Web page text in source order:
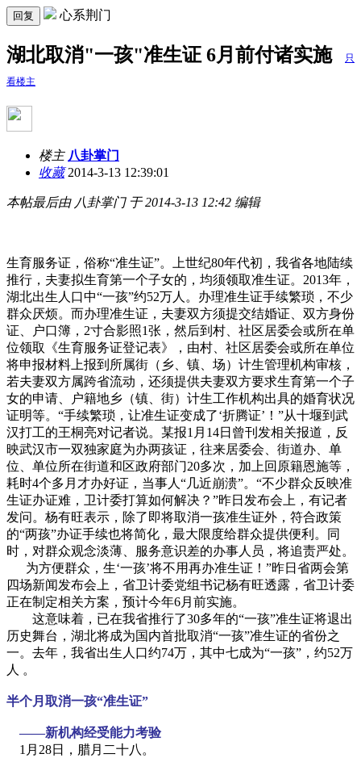
回复 心系荆门
湖北取消"一孩"准生证 6月前付诸实施 只
看楼主
楼主 八卦掌门
收藏2014-3-13 12:39:01
本帖最后由 八卦掌门 于 2014-3-13 12:42 编辑
生育服务证，俗称“准生证”。上世纪80年代初，我省各地陆续
推行，夫妻拟生育第一个子女的，均须领取准生证。2013年，
湖北出生人口中“一孩”约52万人。办理准生证手续繁琐，不少
群众厌烦。而办理准生证，夫妻双方须提交结婚证、双方身份
证、户口簿，2寸合影照1张，然后到村、社区居委会或所在单
位领取《生育服务证登记表》，由村、社区居委会或所在单位
将申报材料上报到所属街（乡、镇、场）计生管理机构审核，
若夫妻双方属跨省流动，还须提供夫妻双方要求生育第一个子
女的申请、户籍地乡（镇、街）计生工作机构出具的婚育状况
证明等。“手续繁琐，让准生证变成了‘折腾证’！”从十堰到武
汉打工的王桐亮对记者说。某报1月14日曾刊发相关报道，反
映武汉市一双独家庭为办两孩证，往来居委会、街道办、单
位、单位所在街道和区政府部门20多次，加上回原籍恩施等，
耗时4个多月才办好证，当事人“几近崩溃”。“不少群众反映准
生证办证难，卫计委打算如何解决？”昨日发布会上，有记者
发问。杨有旺表示，除了即将取消一孩准生证外，符合政策
的“两孩”办证手续也将简化，最大限度给群众提供便利。同
时，对群众观念淡薄、服务意识差的办事人员，将追责严处。
为方便群众，生‘一孩’将不用再办准生证！”昨日省两会第
四场新闻发布会上，省卫计委党组书记杨有旺透露，省卫计委
正在制定相关方案，预计今年6月前实施。
这意味着，已在我省推行了30多年的“一孩”准生证将退出
历史舞台，湖北将成为国内首批取消“一孩”准生证的省份之
一。去年，我省出生人口约74万，其中七成为“一孩”，约52万
人 。
半个月取消一孩“准生证”
——新机构经受能力考验
1月28日，腊月二十八。